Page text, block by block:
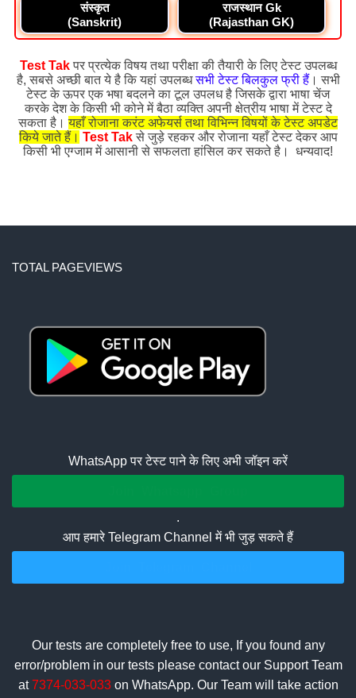
संस्कृत
(Sanskrit)
राजस्थान Gk
(Rajasthan GK)
Test Takपर प्रत्येक विषय तथा परीक्षा की तैयारी के लिए टेस्ट उपलब्ध
है, सबसे अच्छी बात ये है कि यहां उपलब्धसभी टेस्ट बिलकुल फ्री हैं। सभी
टेस्ट के ऊपर एक भषा बदलने का टूल उपलध है जिसके द्वारा भाषा चेंज
करके देश के किसी भी कोने में बैठा व्यक्ति अपनी क्षेत्रीय भाषा में टेस्ट दे
सकता है।यहाँ रोजाना करंट अफेयर्स तथा विभिन्न विषयों के टेस्ट अपडेट
किये जाते हैं। Test Takसे जुड़े रहकर और रोजाना यहाँ टेस्ट देकर आप
किसी भी एग्जाम में आसानी से सफलता हांसिल कर सकते है। धन्यवाद!
TOTAL PAGEVIEWS
WhatsApp पर टेस्ट पाने के लिए अभी जॉइन करें
.
आप हमारे Telegram Channel में भी जुड़ सकते हैं
Our tests are completely free to use, If you found any
error/problem in our tests please contact our Support Team
at7374-033-033on WhatsApp. Our Team will take action